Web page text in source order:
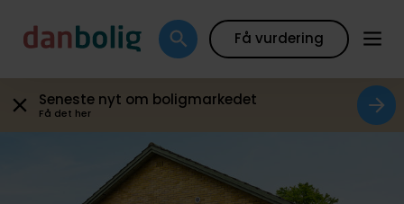
Få vurdering
Seneste nyt om boligmarkedet
Få det her
Galleri Plantegning Boligfakta Kort